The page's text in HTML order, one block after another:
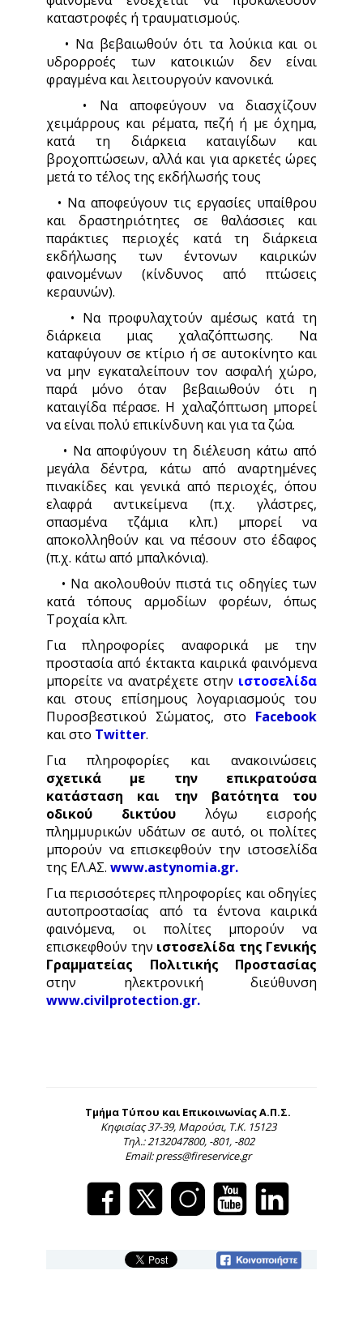
καταστροφές ή τραυματισμούς.
• Να βεβαιωθούν ότι τα λούκια και οι
υδρορροές των κατοικιών δεν είναι
φραγμένα και λειτουργούν κανονικά.
• Να αποφεύγουν να διασχίζουν
χειμάρρους και ρέματα, πεζή ή με όχημα,
κατά τη διάρκεια καταιγίδων και
βροχοπτώσεων, αλλά και για αρκετές ώρες
μετά το τέλος της εκδήλωσής τους
• Να αποφεύγουν τις εργασίες υπαίθρου
και δραστηριότητες σε θαλάσσιες και
παράκτιες περιοχές κατά τη διάρκεια
εκδήλωσης των έντονων καιρικών
φαινομένων (κίνδυνος από πτώσεις
κεραυνών).
• Να προφυλαχτούν αμέσως κατά τη
διάρκεια μιας χαλαζόπτωσης. Να
καταφύγουν σε κτίριο ή σε αυτοκίνητο και
να μην εγκαταλείπουν τον ασφαλή χώρο,
παρά μόνο όταν βεβαιωθούν ότι η
καταιγίδα πέρασε. Η χαλαζόπτωση μπορεί
να είναι πολύ επικίνδυνη και για τα ζώα.
• Να αποφύγουν τη διέλευση κάτω από
μεγάλα δέντρα, κάτω από αναρτημένες
πινακίδες και γενικά από περιοχές, όπου
ελαφρά αντικείμενα (π.χ. γλάστρες,
σπασμένα τζάμια κλπ.) μπορεί να
αποκολληθούν και να πέσουν στο έδαφος
(π.χ. κάτω από μπαλκόνια).
• Να ακολουθούν πιστά τις οδηγίες των
κατά τόπους αρμοδίων φορέων, όπως
Τροχαία κλπ.
Για πληροφορίες αναφορικά με την
προστασία από έκτακτα καιρικά φαινόμενα
μπορείτε να ανατρέχετε στην ιστοσελίδα
και στους επίσημους λογαριασμούς του
Πυροσβεστικού Σώματος, στο Facebook
και στο Twitter.
Για πληροφορίες και ανακοινώσεις
σχετικά με την επικρατούσα
κατάσταση και την βατότητα του
οδικού δικτύου λόγω εισροής
πλημμυρικών υδάτων σε αυτό, οι πολίτες
μπορούν να επισκεφθούν την ιστοσελίδα
της ΕΛ.ΑΣ. www.astynomia.gr.
Για περισσότερες πληροφορίες και οδηγίες
αυτοπροστασίας από τα έντονα καιρικά
φαινόμενα, οι πολίτες μπορούν να
επισκεφθούν την ιστοσελίδα της Γενικής
Γραμματείας Πολιτικής Προστασίας
στην ηλεκτρονική διεύθυνση
www.civilprotection.gr.
Τμήμα Τύπου και Επικοινωνίας Α.Π.Σ.
Κηφισίας 37-39, Μαρούσι, Τ.Κ. 15123
Τηλ.: 2132047800, -801, -802
Email: press@fireservice.gr